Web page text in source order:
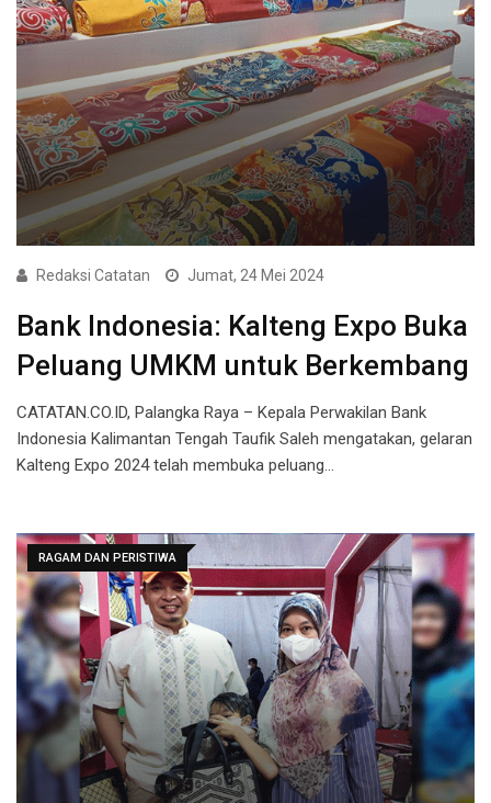
Redaksi Catatan Jumat, 24 Mei 2024
Bank Indonesia: Kalteng Expo Buka
Peluang UMKM untuk Berkembang
CATATAN.CO.ID, Palangka Raya – Kepala Perwakilan Bank
Indonesia Kalimantan Tengah Taufik Saleh mengatakan, gelaran
Kalteng Expo 2024 telah membuka peluang…
RAGAM DAN PERISTIWA